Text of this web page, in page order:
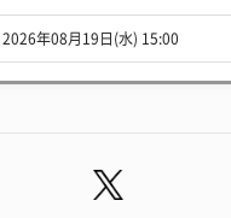
2026年08月19日(水) 15:00